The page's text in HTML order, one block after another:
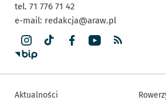
tel. 71 776 71 42
e-mail: redakcja@araw.pl
Aktualności